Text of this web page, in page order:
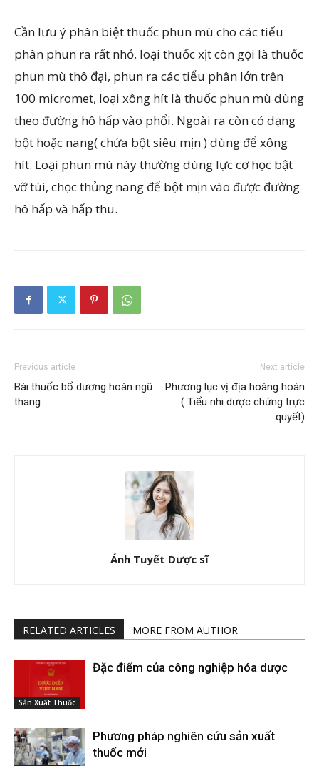
Cần lưu ý phân biệt thuốc phun mù cho các tiểu
phân phun ra rất nhỏ, loại thuốc xịt còn gọi là thuốc
phun mù thô đại, phun ra các tiểu phân lớn trên
100 micromet, loại xông hít là thuốc phun mù dùng
theo đường hô hấp vào phổi. Ngoài ra còn có dạng
bột hoặc nang( chứa bột siêu mịn ) dùng để xông
hít. Loại phun mù này thường dùng lực cơ học bật
vỡ túi, chọc thủng nang để bột mịn vào được đường
hô hấp và hấp thu.
Previous article
Bài thuốc bổ dương hoàn ngũ
thang
Next article
Phương lục vị địa hoàng hoàn
( Tiểu nhi dược chứng trực
quyết)
Ánh Tuyết Dược sĩ
RELATED ARTICLES MORE FROM AUTHOR
Sản Xuất Thuốc
Đặc điểm của công nghiệp hóa dược
Phương pháp nghiên cứu sản xuất
thuốc mới